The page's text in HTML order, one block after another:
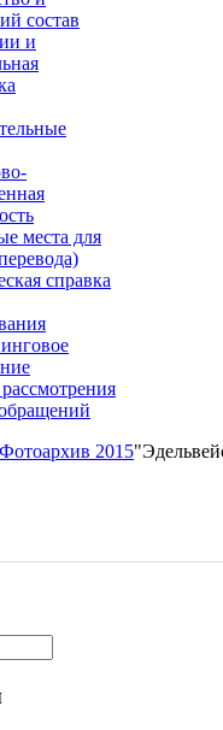
состав
и
места для
справка
Фотоархив 2015